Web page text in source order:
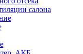
салона